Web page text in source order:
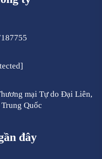
mại Tự do Đại Liên,
Quốc
đây